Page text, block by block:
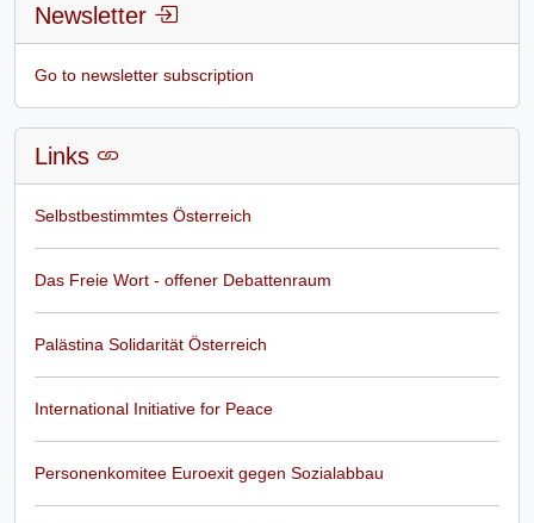
Newsletter
Go to newsletter subscription
Links
Selbstbestimmtes Österreich
Das Freie Wort - offener Debattenraum
Palästina Solidarität Österreich
International Initiative for Peace
Personenkomitee Euroexit gegen Sozialabbau